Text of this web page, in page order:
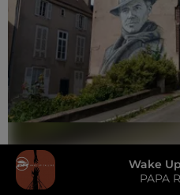
Wake
PAPA
6 août 2026
🔊 Les touristes dans